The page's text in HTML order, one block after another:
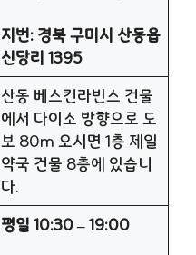
지번: 경북 구미시 산동읍
신당리 1395
산동 베스킨라빈스 건물
에서 다이소 방향으로 도
보 80m 오시면 1층 제일
약국 건물 8층에 있습니
다.
평일 10:30 – 19:00